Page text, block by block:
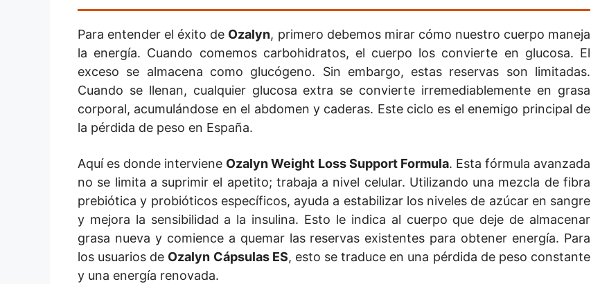
Para entender el éxito de Ozalyn, primero debemos mirar cómo nuestro cuerpo maneja
la energía. Cuando comemos carbohidratos, el cuerpo los convierte en glucosa. El
exceso se almacena como glucógeno. Sin embargo, estas reservas son limitadas.
Cuando se llenan, cualquier glucosa extra se convierte irremediablemente en grasa
corporal, acumulándose en el abdomen y caderas. Este ciclo es el enemigo principal de
la pérdida de peso en España.
Aquí es donde interviene Ozalyn Weight Loss Support Formula. Esta fórmula avanzada
no se limita a suprimir el apetito; trabaja a nivel celular. Utilizando una mezcla de fibra
prebiótica y probióticos específicos, ayuda a estabilizar los niveles de azúcar en sangre
y mejora la sensibilidad a la insulina. Esto le indica al cuerpo que deje de almacenar
grasa nueva y comience a quemar las reservas existentes para obtener energía. Para
los usuarios de Ozalyn Cápsulas ES, esto se traduce en una pérdida de peso constante
y una energía renovada.